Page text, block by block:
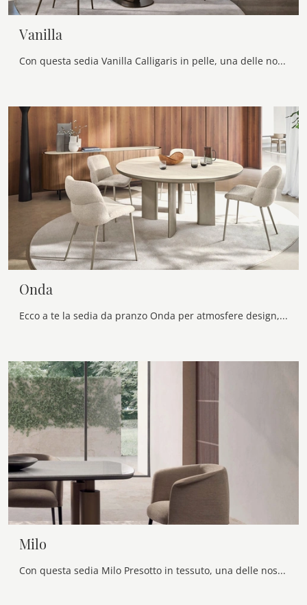
Vanilla
Con questa sedia Vanilla Calligaris in pelle, una delle nostre sedute fisse design, potrai arricchire i tuoi interni.
Onda
Ecco a te la sedia da pranzo Onda per atmosfere design, tra le più originali Sedie fisse di Calligaris.
Milo
Con questa sedia Milo Presotto in tessuto, una delle nostre sedute fisse design, potrai arricchire i tuoi spazi.